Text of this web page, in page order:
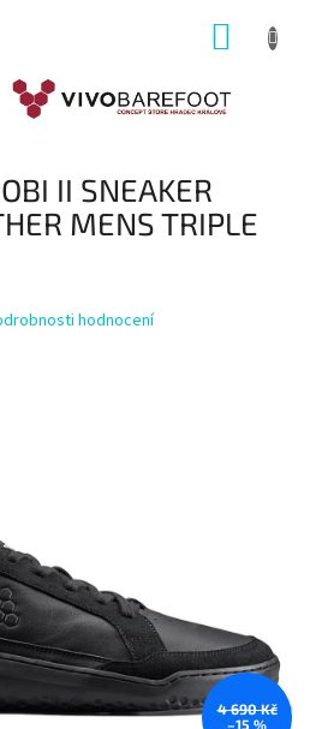
II SNEAKER
MENS TRIPLE
hodnocení
4 690 Kč
–15 %